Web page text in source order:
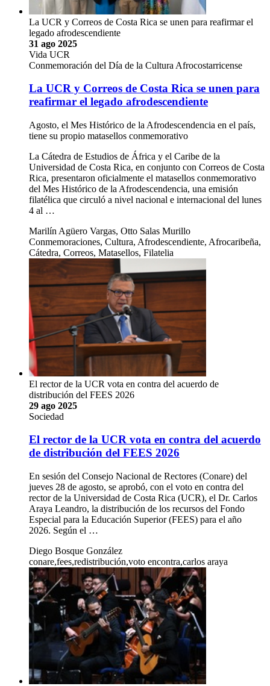
La UCR y Correos de Costa Rica se unen para reafirmar el
legado afrodescendiente
31 ago 2025
Vida UCR
Conmemoración del Día de la Cultura Afrocostarricense
La UCR y Correos de Costa Rica se unen para
reafirmar el legado afrodescendiente
Agosto, el Mes Histórico de la Afrodescendencia en el país,
tiene su propio matasellos conmemorativo
La Cátedra de Estudios de África y el Caribe de la
Universidad de Costa Rica, en conjunto con Correos de Costa
Rica, presentaron oficialmente el matasellos conmemorativo
del Mes Histórico de la Afrodescendencia, una emisión
filatélica que circuló a nivel nacional e internacional del lunes
4 al …
Marilín Agüero Vargas, Otto Salas Murillo
Conmemoraciones, Cultura, Afrodescendiente, Afrocaribeña,
Cátedra, Correos, Matasellos, Filatelia
El rector de la UCR vota en contra del acuerdo de
distribución del FEES 2026
29 ago 2025
Sociedad
El rector de la UCR vota en contra del acuerdo
de distribución del FEES 2026
En sesión del Consejo Nacional de Rectores (Conare) del
jueves 28 de agosto, se aprobó, con el voto en contra del
rector de la Universidad de Costa Rica (UCR), el Dr. Carlos
Araya Leandro, la distribución de los recursos del Fondo
Especial para la Educación Superior (FEES) para el año
2026. Según el …
Diego Bosque González
conare,fees,redistribución,voto encontra,carlos araya